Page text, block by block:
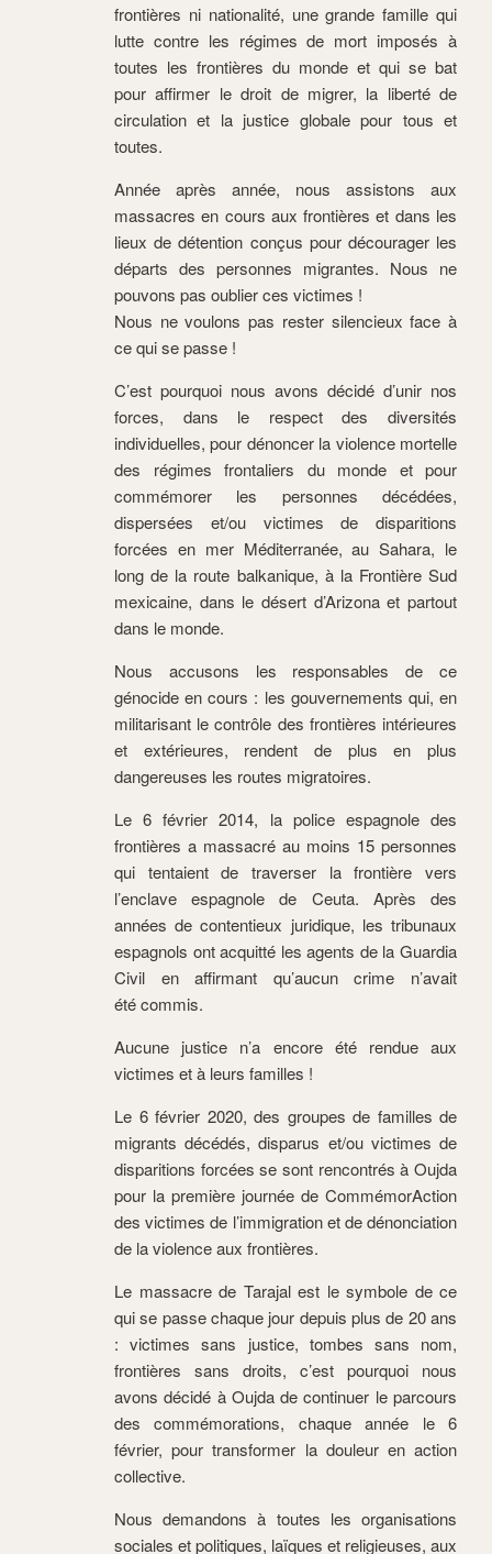
frontières ni nationalité, une grande famille qui
lutte contre les régimes de mort imposés à
toutes les frontières du monde et qui se bat
pour affirmer le droit de migrer, la liberté de
circulation et la justice globale pour tous et
toutes.
Année après année, nous assistons aux
massacres en cours aux frontières et dans les
lieux de détention conçus pour décourager les
départs des personnes migrantes. Nous ne
pouvons pas oublier ces victimes !
Nous ne voulons pas rester silencieux face à
ce qui se passe !
C’est pourquoi nous avons décidé d’unir nos
forces, dans le respect des diversités
individuelles, pour dénoncer la violence mortelle
des régimes frontaliers du monde et pour
commémorer les personnes décédées,
dispersées et/ou victimes de disparitions
forcées en mer Méditerranée, au Sahara, le
long de la route balkanique, à la Frontière Sud
mexicaine, dans le désert d’Arizona et partout
dans le monde.
Nous accusons les responsables de ce
génocide en cours : les gouvernements qui, en
militarisant le contrôle des frontières intérieures
et extérieures, rendent de plus en plus
dangereuses les routes migratoires.
Le 6 février 2014, la police espagnole des
frontières a massacré au moins 15 personnes
qui tentaient de traverser la frontière vers
l’enclave espagnole de Ceuta. Après des
années de contentieux juridique, les tribunaux
espagnols ont acquitté les agents de la Guardia
Civil en affirmant qu’aucun crime n’avait
été commis.
Aucune justice n’a encore été rendue aux
victimes et à leurs familles !
Le 6 février 2020, des groupes de familles de
migrants décédés, disparus et/ou victimes de
disparitions forcées se sont rencontrés à Oujda
pour la première journée de CommémorAction
des victimes de l’immigration et de dénonciation
de la violence aux frontières.
Le massacre de Tarajal est le symbole de ce
qui se passe chaque jour depuis plus de 20 ans
: victimes sans justice, tombes sans nom,
frontières sans droits, c’est pourquoi nous
avons décidé à Oujda de continuer le parcours
des commémorations, chaque année le 6
février, pour transformer la douleur en action
collective.
Nous demandons à toutes les organisations
sociales et politiques, laïques et religieuses, aux